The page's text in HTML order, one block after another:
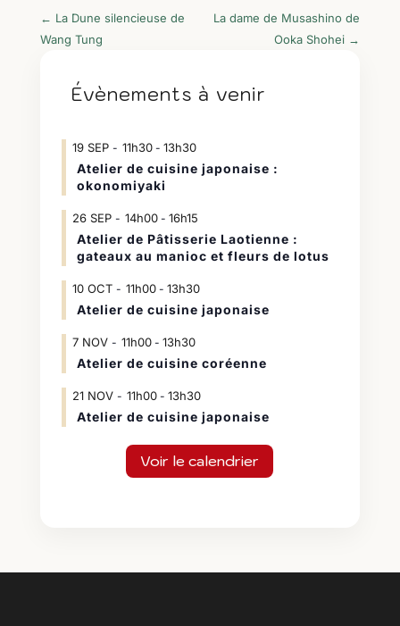
← La Dune silencieuse de
Wang Tung
La dame de Musashino de
Ooka Shohei →
Évènements à venir
19 SEP 11h30- 13h30
Atelier de cuisine japonaise :
okonomiyaki
26 SEP 14h00- 16h15
Atelier de Pâtisserie Laotienne :
gateaux au manioc et fleurs de lotus
10 OCT 11h00- 13h30
Atelier de cuisine japonaise
7 NOV 11h00- 13h30
Atelier de cuisine coréenne
21 NOV 11h00- 13h30
Atelier de cuisine japonaise
Voir le calendrier